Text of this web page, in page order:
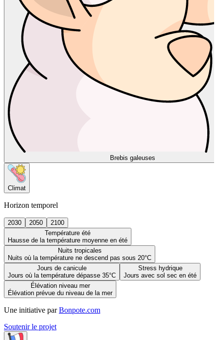
Brebis galeuses
Climat
Horizon temporel
2030 2050
2100
Température été
Hausse de la température moyenne en été
Nuits tropicales
Nuits où la température ne descend pas sous 20°C
Jours de canicule
Jours où la température dépasse 35°C
Stress hydrique
Jours avec sol sec en été
Élévation niveau mer
Élévation prévue du niveau de la mer
Une initiative par Bonpote.com
Soutenir le projet